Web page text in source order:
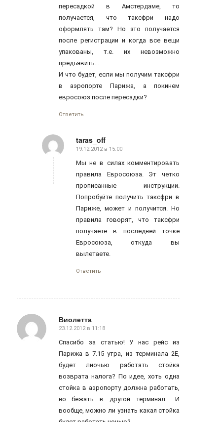
пересадкой в Амстердаме, то
получается, что таксфри надо
оформлять там? Но это получается
после регистрации и когда все вещи
упакованы, т.е. их невозможно
предъявить…
И что будет, если мы получим таксфри
в аэропорте Парижа, а покинем
евросоюз после пересадки?
Ответить
taras_off
говорит:
19.12.2012 в 15:00
Мы не в силах комментировать
правила Евросоюза. Эт четко
прописанные инструкции.
Попробуйте получить таксфри в
Париже, может и получится. Но
правила говорят, что таксфри
получаете в последней точке
Евросоюза, откуда вы
вылетаете.
Ответить
Виолетта
говорит:
23.12.2012 в 11:18
Спасибо за статью! У нас рейс из
Парижа в 7.15 утра, из терминала 2Е,
будет лиочью работать стойка
возврата налога? По идее, хоть одна
стойка в аэропорту должна работать,
но бежать в другой терминал… И
вообще, можно ли узнать какая стойка